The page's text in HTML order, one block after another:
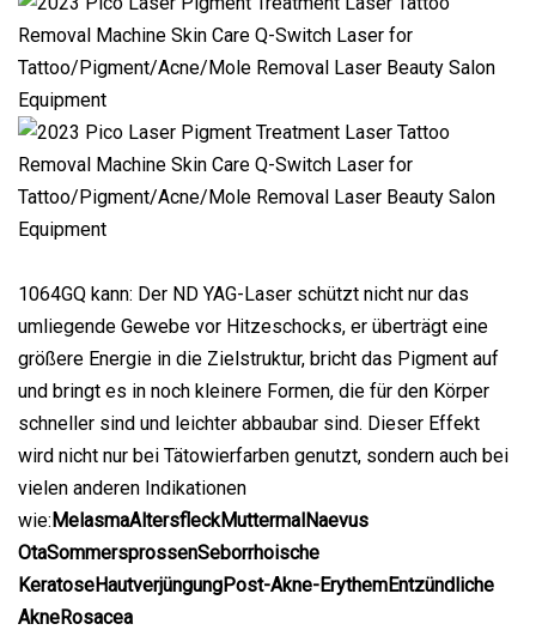
1064GQ kann: Der ND YAG-Laser schützt nicht nur das
umliegende Gewebe vor Hitzeschocks, er überträgt eine
größere Energie in die Zielstruktur, bricht das Pigment auf
und bringt es in noch kleinere Formen, die für den Körper
schneller sind und leichter abbaubar sind. Dieser Effekt
wird nicht nur bei Tätowierfarben genutzt, sondern auch bei
vielen anderen Indikationen
wie:MelasmaAltersfleckMuttermalNaevus
OtaSommersprossenSeborrhoische
KeratoseHautverjüngungPost-Akne-ErythemEntzündliche
AkneRosacea